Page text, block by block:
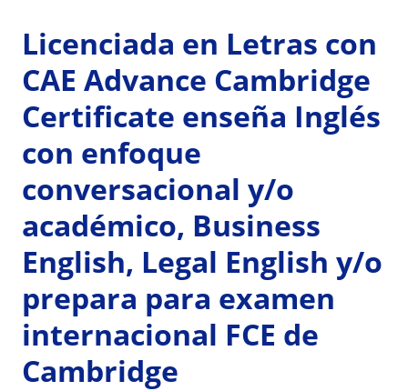
Licenciada en Letras con
CAE Advance Cambridge
Certificate enseña Inglés
con enfoque
conversacional y/o
académico, Business
English, Legal English y/o
prepara para examen
internacional FCE de
Cambridge